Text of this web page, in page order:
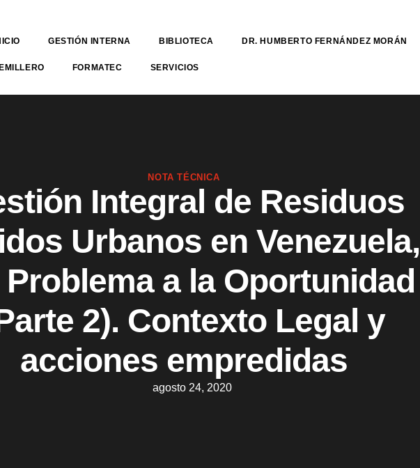
GESTIÓN INTERNA BIBLIOTECA DR. HUMBERTO FERNÁNDEZ MORÁN
FORMATEC SERVICIOS
NOTA TÉCNICA
Integral de Residuos
Urbanos en Venezuela,
Problema a la Oportunidad
2). Contexto Legal y
acciones empredidas
agosto 24, 2020